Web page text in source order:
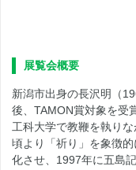
展覧会概要
新潟市出身の長沢明（
後、TAMON賞対象を受
工科大学で教鞭を執り
頃より「祈り」を象徴
化させ、1997年に五島